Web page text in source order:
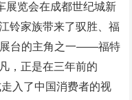
展览会在成都世纪城新
铃家族带来了驭胜、福
展台的主角之一——福特
，正是在三年前的
入了中国消费者的视